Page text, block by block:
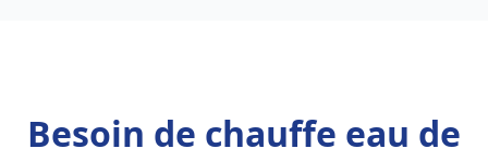
Besoin de chauffe eau de